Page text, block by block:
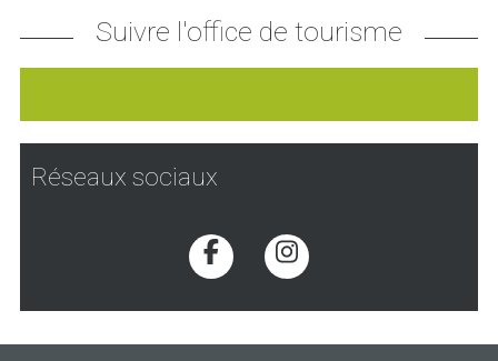
Suivre l'office de tourisme
Réseaux sociaux
Voir la page Facebook
Voir la page